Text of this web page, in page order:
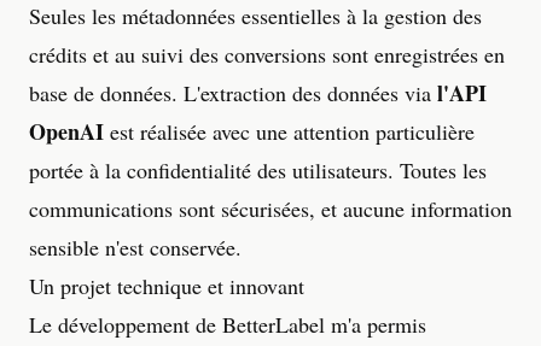
Seules les métadonnées essentielles à la gestion des
crédits et au suivi des conversions sont enregistrées en
base de données. L'extraction des données via l'API
OpenAI est réalisée avec une attention particulière
portée à la confidentialité des utilisateurs. Toutes les
communications sont sécurisées, et aucune information
sensible n'est conservée.
Un projet technique et innovant
Le développement de BetterLabel m'a permis